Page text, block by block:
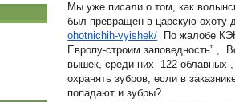
Мы уже писали о том, как
был превращен в царскую охоту
ohotnichih-vyishek/ По жалобе
Европу-строим заповедность” ,
вышек, среди них 122 облавных
охранять зубров, если в
попадают и зубры?